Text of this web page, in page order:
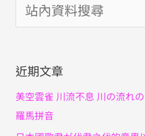
鍵
字
:
近期文章
美空雲雀 川流不息 川の流れ
羅馬拼音